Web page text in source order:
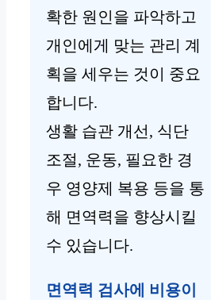
확한 원인을 파악하고
개인에게 맞는 관리 계
획을 세우는 것이 중요
합니다.
생활 습관 개선, 식단
조절, 운동, 필요한 경
우 영양제 복용 등을 통
해 면역력을 향상시킬
수 있습니다.
면역력 검사에 비용이